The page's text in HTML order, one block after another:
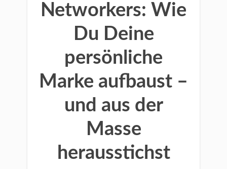
Networkers: Wie
Du Deine
persönliche
Marke aufbaust –
und aus der
Masse
herausstichst